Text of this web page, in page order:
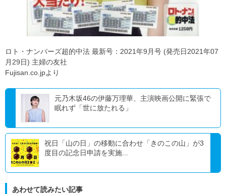
ロト・ナンバーズ超的中法 最新号：2021年9月号 (発売日2021年07
月29日) 主婦の友社
Fujisan.co.jpより
元乃木坂46の伊藤万理華、主演映画公開に緊張で
眠れず「世に放たれる」
祝日「山の日」の移動に合わせ「きのこの山」が3
度目の記念日申請を実施...
あわせて読みたい記事